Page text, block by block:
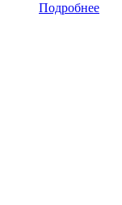
Подробнее